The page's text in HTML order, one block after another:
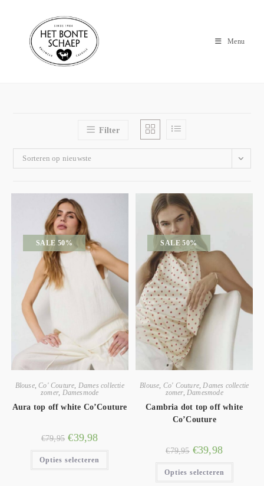
Menu
Filter
Sorteren op nieuwste
SALE 50%
Blouse,Co' Couture Dames collectie
zomer, Damesmode
Aura top off white Co’Couture
€79,95 €39,98
Opties selecteren
SALE 50%
Blouse Co' Couture Dames collectie
zomer, Damesmode
Cambria dot top off white
Co’Couture
€79,95 €39,98
Opties selecteren